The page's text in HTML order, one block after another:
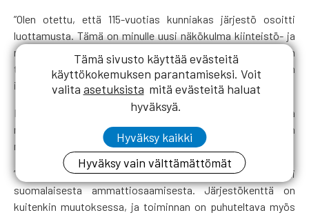
”Olen otettu, että 115-vuotias kunniakas järjestö osoitti
luottamusta. Tämä on minulle uusi näkökulma kiinteistö- ja
rakennusalan kenttään. Odotan innolla rakennusmestarien
työhön tutustumista myös käytännön tasolla”, Ehrnrooth
iloitsee.
Ehrnrooth on nykyisen työnsä kautta jo tuttu kiinteistö- ja
rakennusalan rinnakkaisjärjestöille, ja hän on mukana muun
muassa KIRA -johtoryhmässä.
”Perinteillä on arvonsa, ja RKL on kunniakas esimerkki
suomalaisesta ammattiosaamisesta. Järjestökenttä on
kuitenkin muutoksessa, ja toiminnan on puhuteltava myös
Tämä sivusto käyttää evästeitä
käyttökokemuksen parantamiseksi. Voit
valita asetuksista mitä evästeitä haluat
hyväksyä.
Hyväksy kaikki
Hyväksy vain välttämättömät